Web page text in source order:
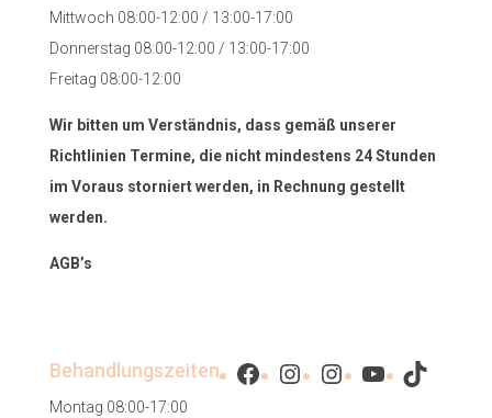
Mittwoch 08:00-12:00 / 13:00-17:00
Donnerstag 08:00-12:00 / 13:00-17:00
Freitag 08:00-12:00
Wir bitten um Verständnis, dass gemäß unserer
Richtlinien Termine, die nicht mindestens 24 Stunden
im Voraus storniert werden, in Rechnung gestellt
werden.
AGB’s
Behandlungszeiten
Montag 08:00-17:00
Facebook
Instagram
Instagram
YouTube
TikTok